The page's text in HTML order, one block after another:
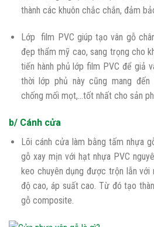
thành các khuôn chắc chắn, đảm
Lớp film PVC giúp tạo vân gỗ
đẹp thẩm mỹ cao, sang trọng cho
tiến hành phủ lớp film PVC để giả
thời lớp phủ này cũng mang
chống mối mọt,…tốt nhất cho sản
b/ Cánh cửa
Lõi cánh cửa làm bằng tấm nhựa
gỗ xay mịn với hạt nhựa PVC
keo chuyên dụng được trộn lẫn với
độ cao, áp suất cao. Từ đó tạo
gỗ composite.